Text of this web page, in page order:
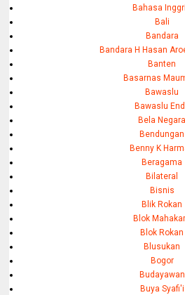
Bahasa
Bali
Bandara
Bandara H Hasan
Banten
Basarnas
Bawaslu
Bawaslu
Bela Negara
Bendungan
Benny K
Beragama
Bilateral
Bisnis
Blik Rokan
Blok
Blok Rokan
Blusukan
Bogor
Budayawan
Buya Syafi'i